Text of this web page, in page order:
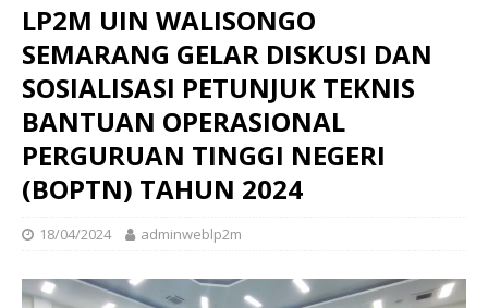
LP2M UIN WALISONGO
SEMARANG GELAR DISKUSI DAN
SOSIALISASI PETUNJUK TEKNIS
BANTUAN OPERASIONAL
PERGURUAN TINGGI NEGERI
(BOPTN) TAHUN 2024
18/04/2024 adminweblp2m